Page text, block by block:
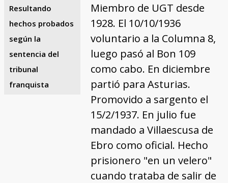
Resultando
hechos probados
según la
sentencia del
tribunal
franquista
Miembro de UGT desde
1928. El 10/10/1936
voluntario a la Columna 8,
luego pasó al Bon 109
como cabo. En diciembre
partió para Asturias.
Promovido a sargento el
15/2/1937. En julio fue
mandado a Villaescusa de
Ebro como oficial. Hecho
prisionero "en un velero"
cuando trataba de salir de